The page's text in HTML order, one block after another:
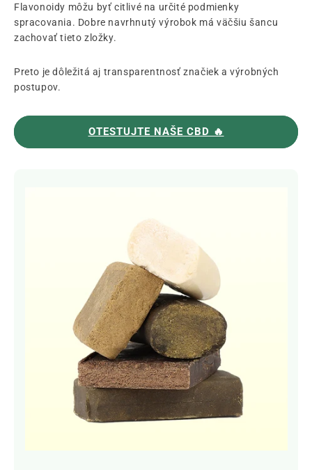
Flavonoidy môžu byť citlivé na určité podmienky
spracovania. Dobre navrhnutý výrobok má väčšiu šancu
zachovať tieto zložky.
Preto je dôležitá aj transparentnosť značiek a výrobných
postupov.
OTESTUJTE NAŠE CBD 🔥